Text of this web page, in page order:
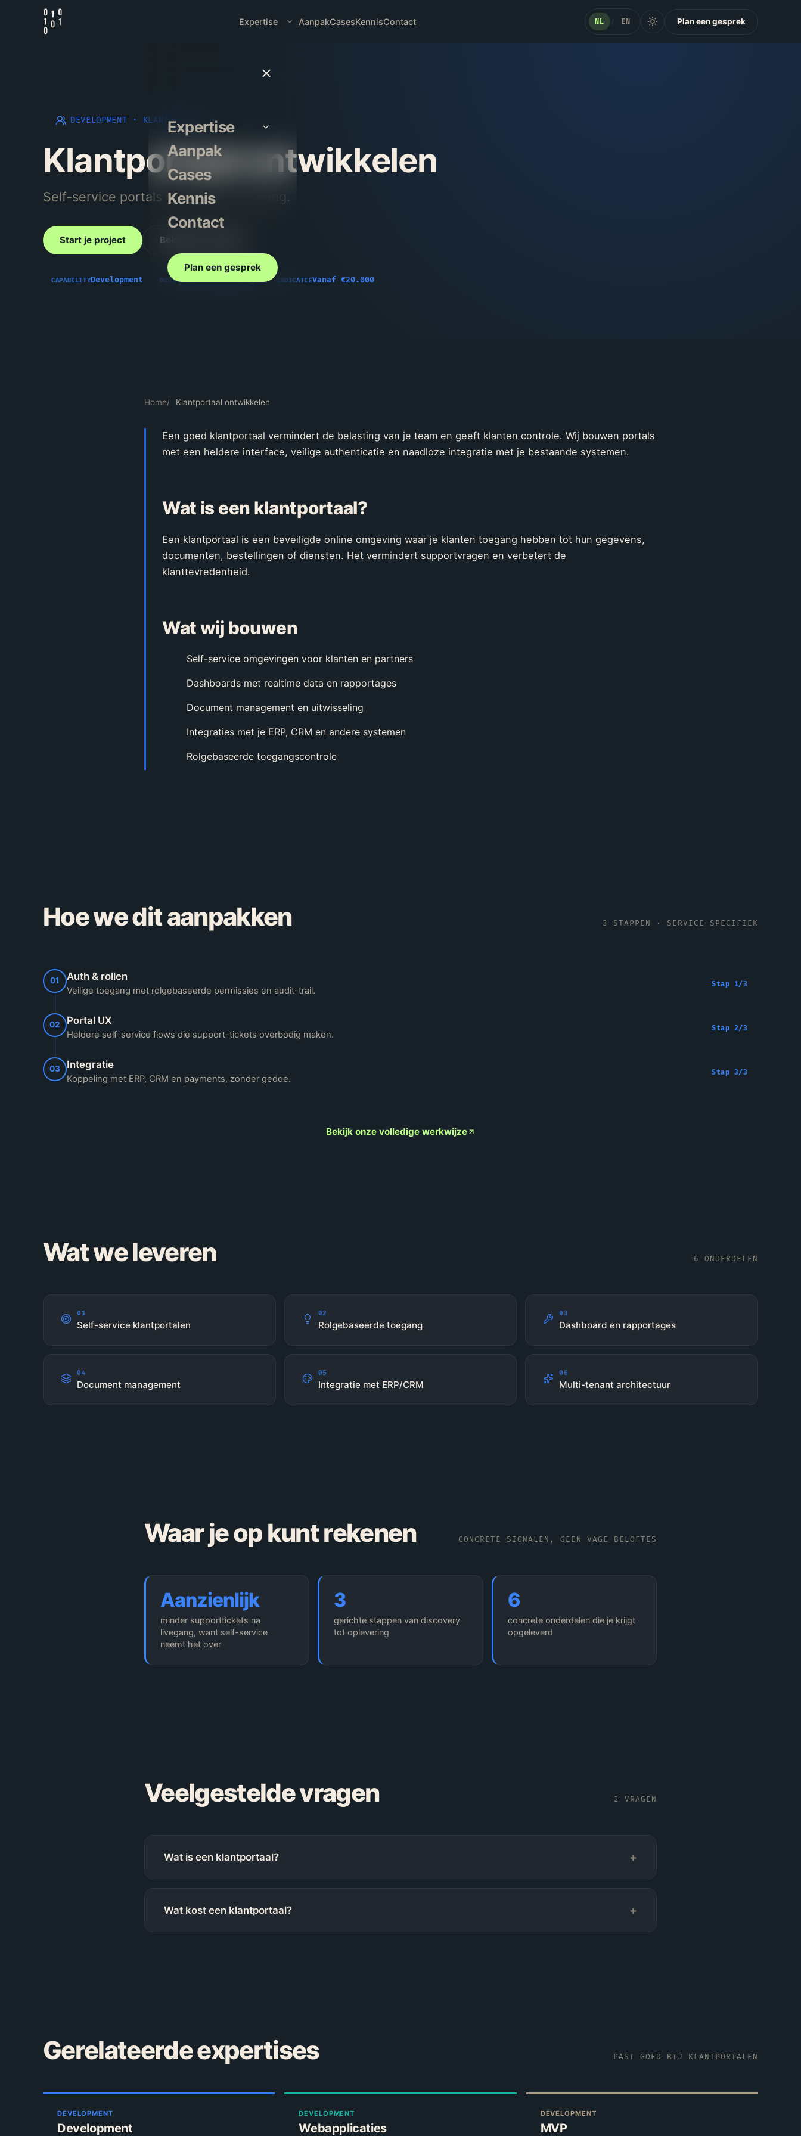
Expertise AanpakCasesKennisContact NL / EN Plan een gesprek
Expertise
Aanpak
Cases
Kennis
Contact
Plan een gesprek
DEVELOPMENT · KLANTPORTALEN
Klantportaal ontwikkelen
Self-service portals met veilige toegang.
Start je project Bekijk onze aanpak
CAPABILITYDevelopment DOORLOOPTIJD Aanzienlijk INDICATIEVanaf €20.000
Home/ Klantportaal ontwikkelen
Een goed klantportaal vermindert de belasting van je team en geeft klanten controle. Wij bouwen portals
met een heldere interface, veilige authenticatie en naadloze integratie met je bestaande systemen.
Wat is een klantportaal?
Een klantportaal is een beveiligde online omgeving waar je klanten toegang hebben tot hun gegevens,
documenten, bestellingen of diensten. Het vermindert supportvragen en verbetert de
klanttevredenheid.
Wat wij bouwen
Self-service omgevingen voor klanten en partners
Dashboards met realtime data en rapportages
Document management en uitwisseling
Integraties met je ERP, CRM en andere systemen
Rolgebaseerde toegangscontrole
Hoe we dit aanpakken 3 STAPPEN · SERVICE-SPECIFIEK
01 Auth & rollen
Veilige toegang met rolgebaseerde permissies en audit-trail.
Stap 1/3
02 Portal UX
Heldere self-service flows die support-tickets overbodig maken.
Stap 2/3
03 Integratie
Koppeling met ERP, CRM en payments, zonder gedoe.
Stap 3/3
Bekijk onze volledige werkwijze
Wat we leveren 6 ONDERDELEN
01
Self-service klantportalen
02
Rolgebaseerde toegang
03
Dashboard en rapportages
04
Document management
05
Integratie met ERP/CRM
06
Multi-tenant architectuur
Waar je op kunt rekenen CONCRETE SIGNALEN, GEEN VAGE BELOFTES
Aanzienlijk
minder supporttickets na
livegang, want self-service
neemt het over
3
gerichte stappen van discovery
tot oplevering
6
concrete onderdelen die je krijgt
opgeleverd
Veelgestelde vragen 2 VRAGEN
Wat is een klantportaal? +
Wat kost een klantportaal? +
Gerelateerde expertises PAST GOED BIJ KLANTPORTALEN
DEVELOPMENT
Development
DEVELOPMENT
Webapplicaties
DEVELOPMENT
MVP